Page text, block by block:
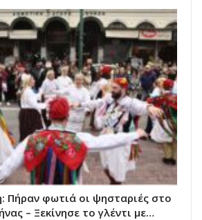
Πήραν φωτιά οι ψησταριές στο
– Ξεκίνησε το γλέντι με…